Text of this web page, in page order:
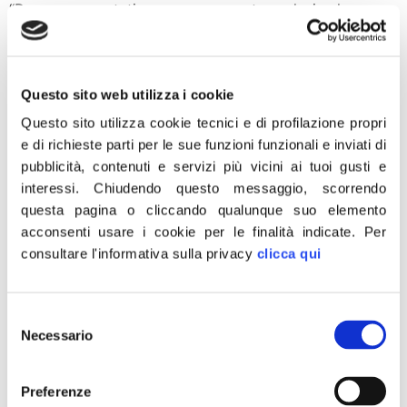
Questo sito web utilizza i cookie
Questo sito utilizza cookie tecnici e di profilazione propri
e di richieste parti per le sue funzioni funzionali e inviati di
pubblicità, contenuti e servizi più vicini ai tuoi gusti e
interessi.Chiudendo questo messaggio, scorrendo
questa pagina o cliccando qualunque suo elemento
acconsenti usare i cookie per le finalità indicate. Per
consultare l'informativa sulla privacy clicca qui
delNecessario
Preferenze
“Dopo essere stati vergognosamente esclusi nel
decreto Rilancio dal contributo a fondo perduto,
di luglio, il bonus di mille euro del mese di maggio.
Chiediamo al ministero del Lavoro di dare immediato
riscontro e risposta ai milioni di professionisti […]
Fase 3, Lollobrigida: Non
voteremo scostamento
bilancio a scatola chiusa
“Fratelli d’Italia non voterà nulla a scatola chiusa
Governo come intende spendere le risorse per